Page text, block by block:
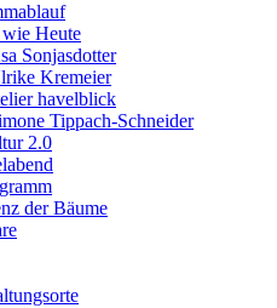
Heute
Sonjasdotter
Kremeier
havelblick
Tippach-Schneider
2.0
der Bäume